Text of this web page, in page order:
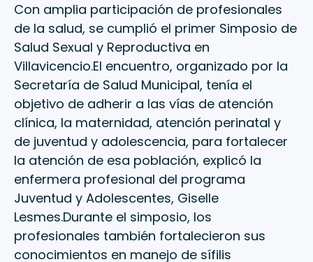
Con amplia participación de profesionales
de la salud, se cumplió el primer Simposio de
Salud Sexual y Reproductiva en
Villavicencio.El encuentro, organizado por la
Secretaría de Salud Municipal, tenía el
objetivo de adherir a las vías de atención
clínica, la maternidad, atención perinatal y
de juventud y adolescencia, para fortalecer
la atención de esa población, explicó la
enfermera profesional del programa
Juventud y Adolescentes, Giselle
Lesmes.Durante el simposio, los
profesionales también fortalecieron sus
conocimientos en manejo de sífilis